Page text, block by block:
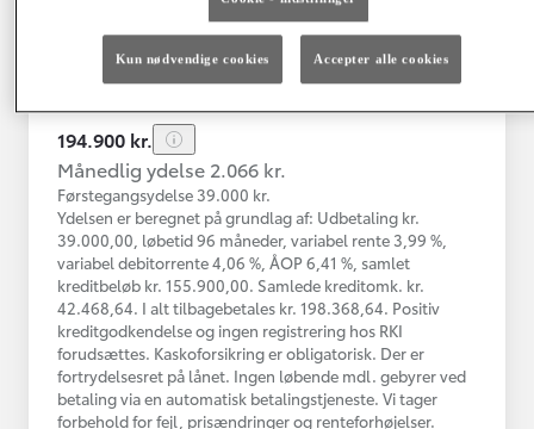
Hybrid Benzin
Geartype
Automatisk
gearkasse
Vis mere
194.900 kr.
Månedlig ydelse 2.066 kr.
Førstegangsydelse 39.000 kr.
Ydelsen er beregnet på grundlag af: Udbetaling kr.
39.000,00, løbetid 96 måneder, variabel rente 3,99 %,
variabel debitorrente 4,06 %, ÅOP 6,41 %, samlet
kreditbeløb kr. 155.900,00. Samlede kreditomk. kr.
42.468,64. I alt tilbagebetales kr. 198.368,64. Positiv
kreditgodkendelse og ingen registrering hos RKI
forudsættes. Kaskoforsikring er obligatorisk. Der er
fortrydelsesret på lånet. Ingen løbende mdl. gebyrer ved
betaling via en automatisk betalingstjeneste. Vi tager
forbehold for fejl, prisændringer og renteforhøjelser.
Kun nødvendige cookies Accepter alle cookies